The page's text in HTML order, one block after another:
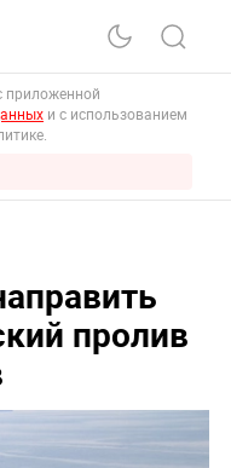
приложенной
и с использованием
пролив